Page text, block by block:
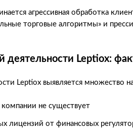
агрессивная обработка
торговые алгоритмы» и
деятельности Leptiox:
Leptiox выявляется множество
не существует
лицензий от финансовых